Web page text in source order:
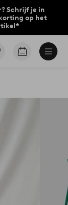
Schrijf je in
op het
Go